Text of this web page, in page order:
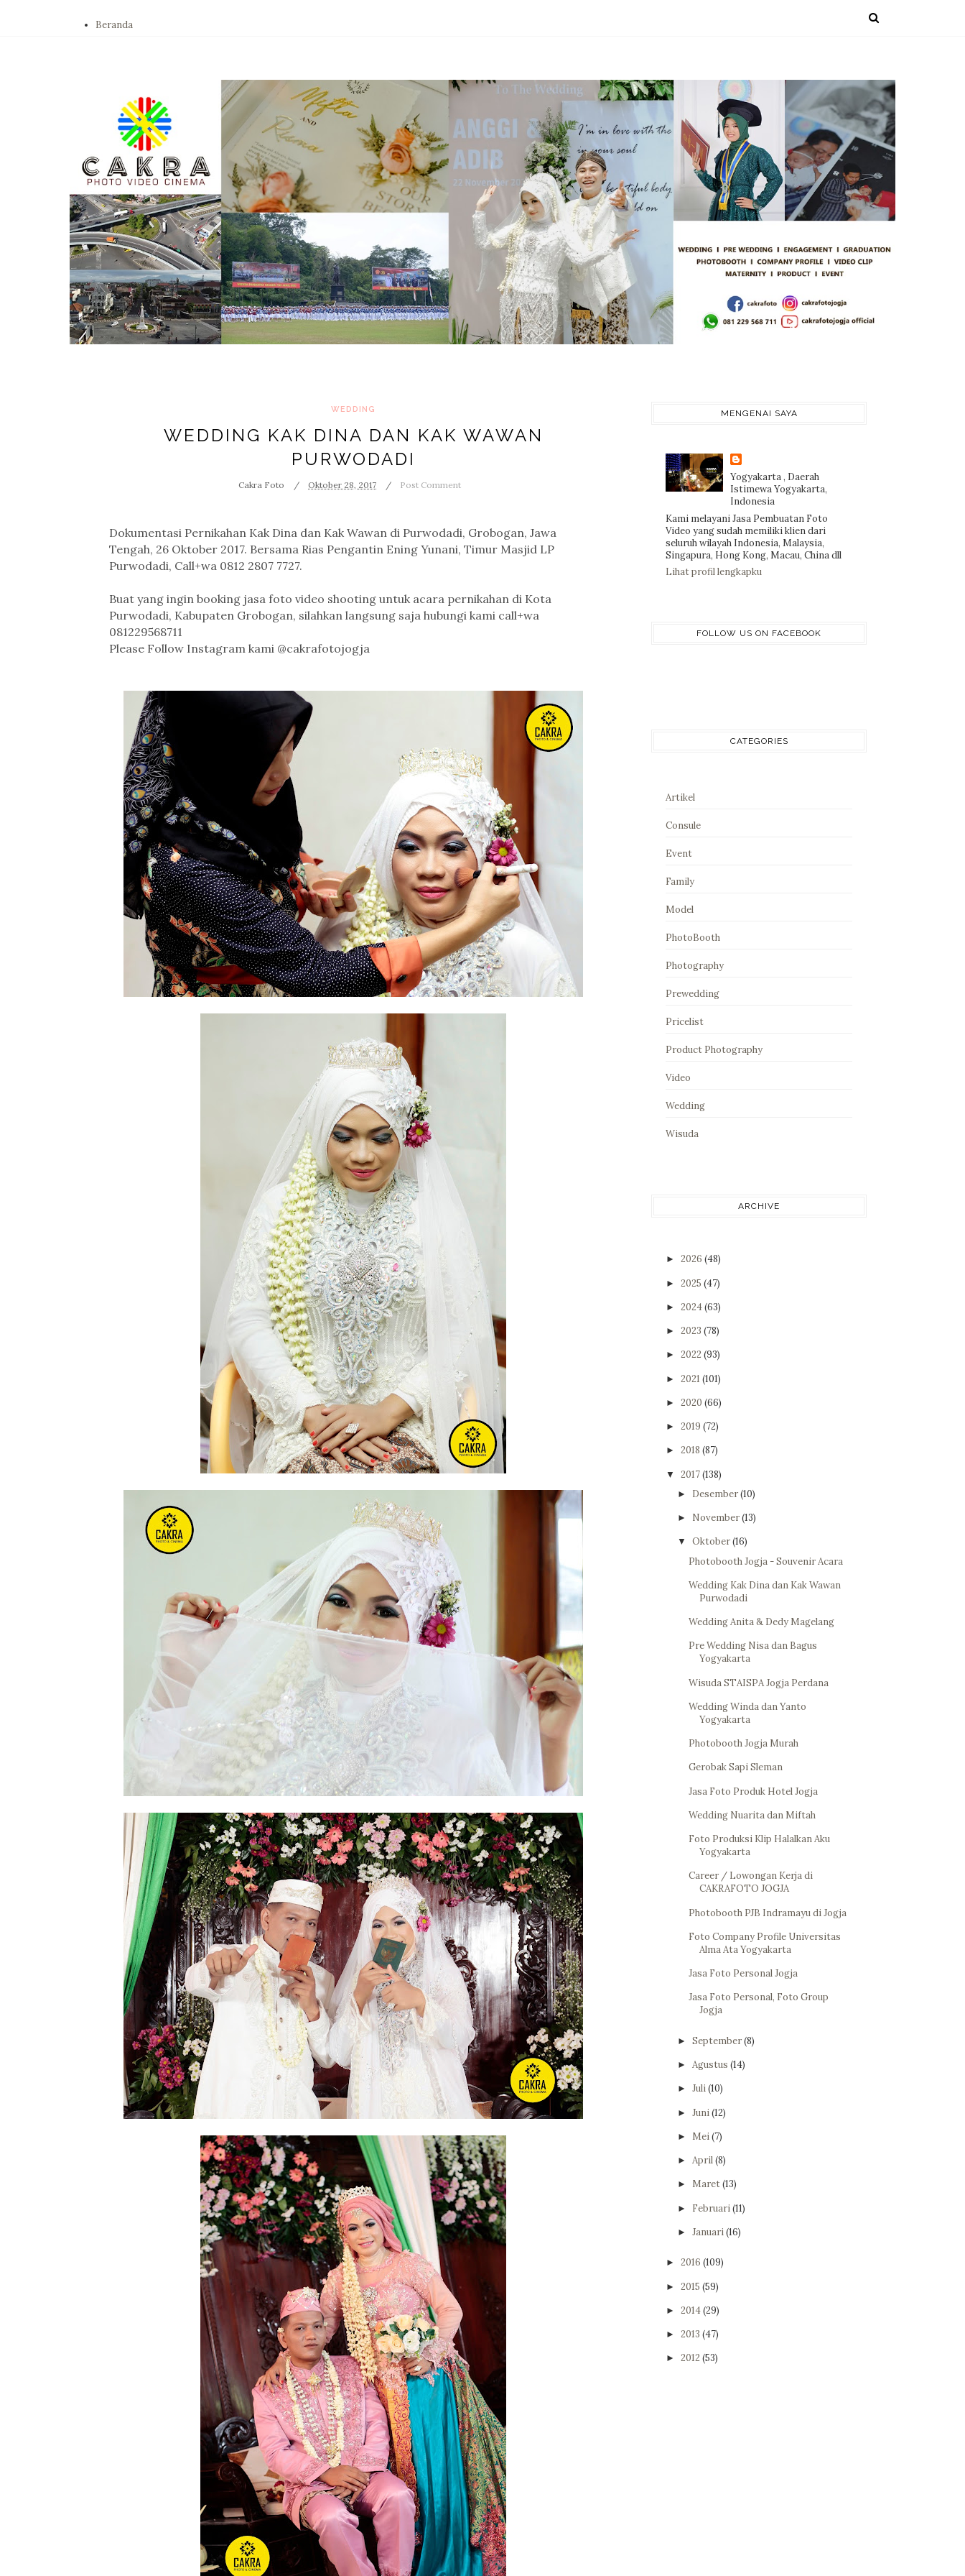
Beranda
WEDDING
WEDDING KAK DINA DAN KAK WAWAN
PURWODADI
Cakra Foto Oktober 28, 2017 Post Comment
Dokumentasi Pernikahan Kak Dina dan Kak Wawan di Purwodadi, Grobogan, Jawa
Tengah, 26 Oktober 2017. Bersama Rias Pengantin Ening Yunani, Timur Masjid LP
Purwodadi, Call+wa 0812 2807 7727.
Buat yang ingin booking jasa foto video shooting untuk acara pernikahan di Kota
Purwodadi, Kabupaten Grobogan, silahkan langsung saja hubungi kami call+wa
081229568711
Please Follow Instagram kami @cakrafotojogja
MENGENAI SAYA
Yogyakarta , Daerah
Istimewa Yogyakarta,
Indonesia
Kami melayani Jasa Pembuatan Foto
Video yang sudah memiliki klien dari
seluruh wilayah Indonesia, Malaysia,
Singapura, Hong Kong, Macau, China dll
Lihat profil lengkapku
FOLLOW US ON FACEBOOK
CATEGORIES
Artikel
Consule
Event
Family
Model
PhotoBooth
Photography
Prewedding
Pricelist
Product Photography
Video
Wedding
Wisuda
ARCHIVE
► 2026 (48)
► 2025 (47)
► 2024(63)
► 2023 (78)
► 2022 (93)
► 2021 (101)
► 2020 (66)
► 2019 (72)
► 2018 (87)
▼ 2017(138)
► Desember(10)
► November(13)
▼ Oktober(16)
Photobooth Jogja - Souvenir Acara
Wedding Kak Dina dan Kak Wawan
Purwodadi
Wedding Anita & Dedy Magelang
Pre Wedding Nisa dan Bagus
Yogyakarta
Wisuda STAISPA Jogja Perdana
Wedding Winda dan Yanto
Yogyakarta
Photobooth Jogja Murah
Gerobak Sapi Sleman
Jasa Foto Produk Hotel Jogja
Wedding Nuarita dan Miftah
Foto Produksi Klip Halalkan Aku
Yogyakarta
Career / Lowongan Kerja di
CAKRAFOTO JOGJA
Photobooth PJB Indramayu di Jogja
Foto Company Profile Universitas
Alma Ata Yogyakarta
Jasa Foto Personal Jogja
Jasa Foto Personal, Foto Group
Jogja
► September(8)
► Agustus (14)
► Juli(10)
► Juni(12)
► Mei(7)
► April(8)
► Maret(13)
► Februari(11)
► Januari(16)
► 2016 (109)
► 2015 (59)
► 2014(29)
► 2013 (47)
► 2012 (53)